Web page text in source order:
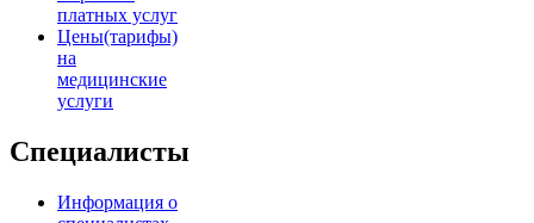
платных услуг
Цены(тарифы)
на
медицинские
услуги
Специалисты
Информация о